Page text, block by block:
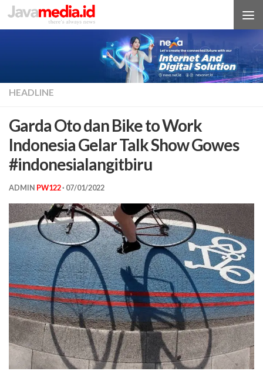
Skip to content
HEADLINE
Garda Oto dan Bike to Work
Indonesia Gelar Talk Show Gowes
#indonesialangitbiru
ADMIN PW122· 07/01/2022